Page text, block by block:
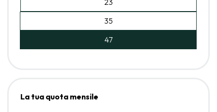
35
47
La tua quota mensile